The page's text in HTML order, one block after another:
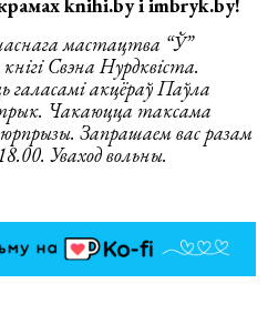
мастацтва “Ў”
Свэна Нурдквіста.
галасамі акцёраў Паўла
Чакаюцца таксама
Запрашаем вас разам
Уваход вольны.